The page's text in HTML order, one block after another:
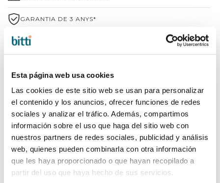
Esta página web usa cookies
Las cookies de este sitio web se usan para personalizar
el contenido y los anuncios, ofrecer funciones de redes
sociales y analizar el tráfico. Además, compartimos
información sobre el uso que haga del sitio web con
nuestros partners de redes sociales, publicidad y análisis
web, quienes pueden combinarla con otra información
que les haya proporcionado o que hayan recopilado a
partir del uso que haya hecho de sus servicios.
GARANTIA DE 3 ANYS*
ENVIAMENTS I DEVOLUCIONS
INFORMACIÓ DE LA MARCA
COMPLETA LA TEVA COMPRA
COMPARTIR